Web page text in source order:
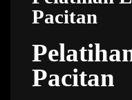
Pacitan
Pacitan